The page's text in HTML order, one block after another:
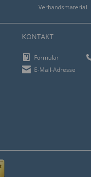
Verbandsmaterial
KONTAKT
Formular
E-Mail-Adresse